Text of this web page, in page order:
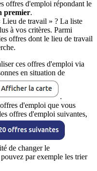
offres d'emploi répondant le
premier.
Lieu de travail » ? La liste
à vos critères. Parmi
offres dont le lieu de travail
ces offres d'emploi via
en situation de
.
d'emploi que vous
offres d'emploi suivantes,
de changer le
par exemple les trier